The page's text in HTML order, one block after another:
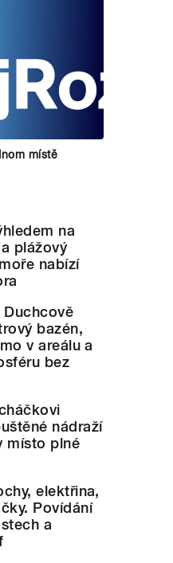
místě
na
plážový
nabízí
Duchcově
bazén,
v areálu a
bez
nádraží
místo plné
elektřina,
Povídání
a